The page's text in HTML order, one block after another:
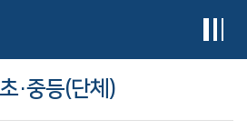
·중등(단체)